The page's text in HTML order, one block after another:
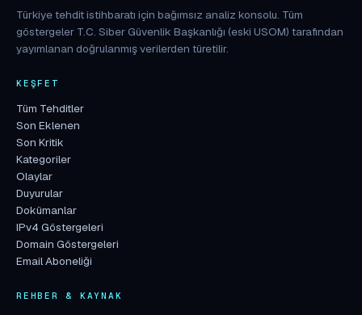
Türkiye tehdit istihbaratı için bağımsız analiz konsolu. Tüm
göstergeler T.C. Siber Güvenlik Başkanlığı (eski USOM) tarafından
yayımlanan doğrulanmış verilerden türetilir.
KEŞFET
Tüm Tehditler
Son Eklenen
Son Kritik
Kategoriler
Olaylar
Duyurular
Dokümanlar
IPv4 Göstergeleri
Domain Göstergeleri
Email Aboneliği
REHBER & KAYNAK